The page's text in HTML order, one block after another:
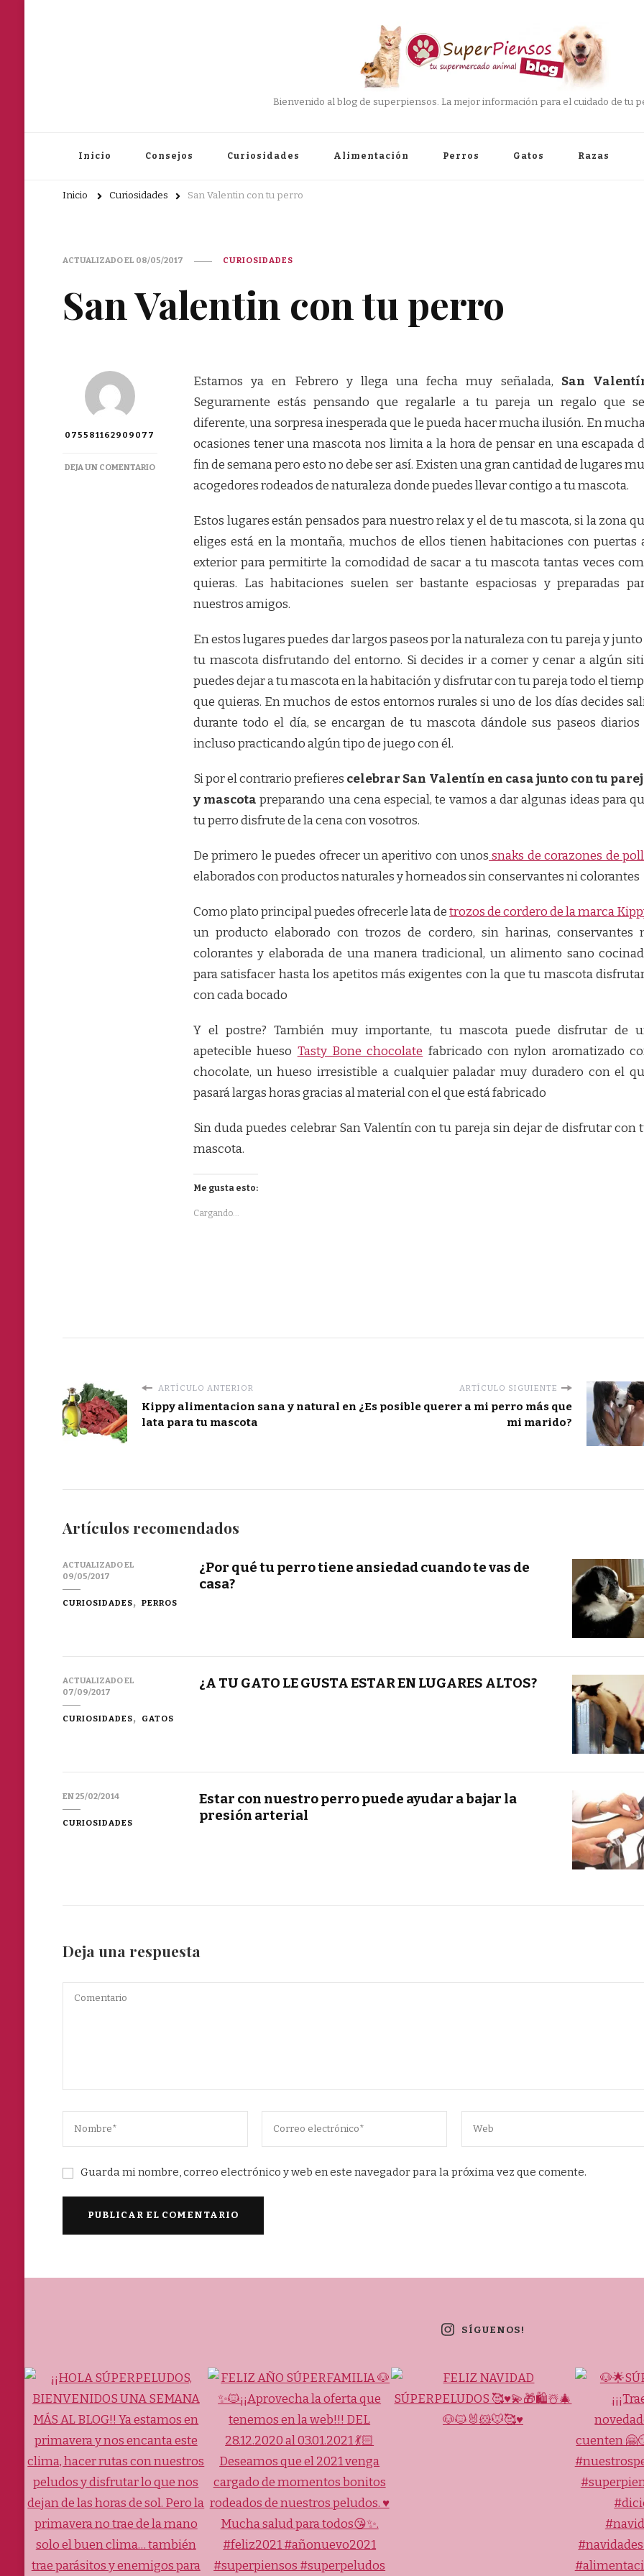
Bienvenido al blog de superpiensos. La mejor información para el cuidado de tu
Inicio Consejos Curiosidades Alimentación Perros Gatos Razas
Inicio Curiosidades San Valentin con tu perro
ACTUALIZADO EL 08/05/2017 CURIOSIDADES
San Valentin con tu perro
075581162909077
DEJA UN COMENTARIOEN
Estamos ya en Febrero y llega una fecha muy señalada, San
Seguramente estás pensando que regalarle a tu pareja un regalo que
diferente, una sorpresa inesperada que le pueda hacer mucha ilusión. En
ocasiones tener una mascota nos limita a la hora de pensar en una escapada
fin de semana pero esto no debe ser así. Existen una gran cantidad de lugares
acogedores rodeados de naturaleza donde puedes llevar contigo a tu mascota.
Estos lugares están pensados para nuestro relax y el de tu mascota, si la zona
eliges está en la montaña, muchos de ellos tienen habitaciones con puertas
exterior para permitirte la comodidad de sacar a tu mascota tantas veces
quieras. Las habitaciones suelen ser bastante espaciosas y preparadas
nuestros amigos.
En estos lugares puedes dar largos paseos por la naturaleza con tu pareja y junto
tu mascota disfrutando del entorno. Si decides ir a comer y cenar a algún
puedes dejar a tu mascota en la habitación y disfrutar con tu pareja todo el
que quieras. En muchos de estos entornos rurales si uno de los días decides
durante todo el día, se encargan de tu mascota dándole sus paseos diarios
incluso practicando algún tipo de juego con él.
Si por el contrario prefieres celebrar San Valentín en casa junto con tu
y mascota preparando una cena especial, te vamos a dar algunas ideas para
tu perro disfrute de la cena con vosotros.
De primero le puedes ofrecer un aperitivo con unos snaks de corazones de
elaborados con productos naturales y horneados sin conservantes ni colorantes
Como plato principal puedes ofrecerle lata detrozos de cordero de la marca
un producto elaborado con trozos de cordero, sin harinas, conservantes
colorantes y elaborada de una manera tradicional, un alimento sano
para satisfacer hasta los apetitos más exigentes con la que tu mascota
con cada bocado
Y el postre? También muy importante, tu mascota puede disfrutar de
apetecible hueso Tasty Bone chocolate fabricado con nylon aromatizado
chocolate, un hueso irresistible a cualquier paladar muy duradero con el
pasará largas horas gracias al material con el que está fabricado
Sin duda puedes celebrar San Valentín con tu pareja sin dejar de disfrutar con
mascota.
Me gusta esto:
Cargando...
ARTÍCULO ANTERIOR
Kippy alimentacion sana y natural en
lata para tu mascota
ARTÍCULO SIGUIENTE
¿Es posible querer a mi perro más que
mi marido?
Artículos recomendados
ACTUALIZADO EL
09/05/2017
CURIOSIDADES PERROS
¿Por qué tu perro tiene ansiedad cuando te vas de
casa?
ACTUALIZADO EL
07/09/2017
CURIOSIDADES GATOS
¿A TU GATO LE GUSTA ESTAR EN LUGARES ALTOS?
EN25/02/2014
CURIOSIDADES
Estar con nuestro perro puede ayudar a bajar la
presión arterial
Deja una respuesta
Guarda mi nombre, correo electrónico y web en este navegador para la próxima vez que comente.
SÍGUENOS!